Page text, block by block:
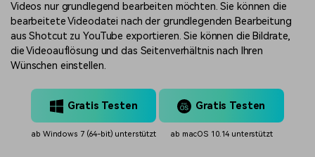
Videos nur grundlegend bearbeiten möchten. Sie können die
bearbeitete Videodatei nach der grundlegenden Bearbeitung
aus Shotcut zu YouTube exportieren. Sie können die Bildrate,
die Videoauflösung und das Seitenverhältnis nach Ihren
Wünschen einstellen.
Gratis Testen
ab Windows 7 (64-bit) unterstützt
Gratis Testen
ab macOS 10.14 unterstützt